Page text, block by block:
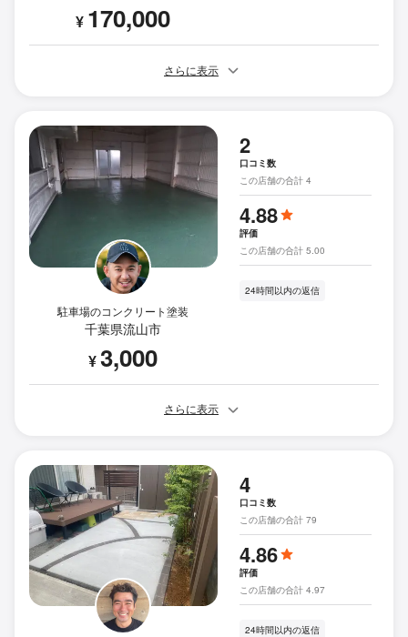
¥ 170,000
さらに表示
駐車場のコンクリート塗装
千葉県流山市
¥3,000
2
口コミ数
この店舗の合計 4
4.88
評価
この店舗の合計 5.00
24時間以内の返信
さらに表示
4
口コミ数
この店舗の合計 79
4.86
評価
この店舗の合計 4.97
24時間以内の返信